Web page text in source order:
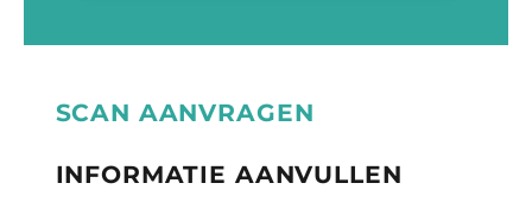
SCAN AANVRAGEN
INFORMATIE AANVULLEN